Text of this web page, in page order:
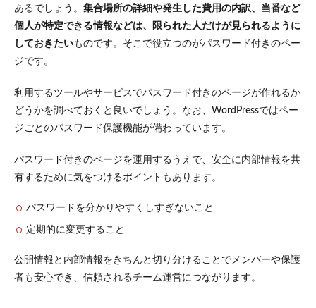
あるでしょう。 集合場所の詳細や発生した費用の内訳、当番など
個人が特定できる情報などは、限られた人だけが見られるように
しておきたいものです。そこで役立つのがパスワード付きのペー
ジです。
利用するツールやサービスでパスワード付きのページが作れるか
どうかを調べておくと良いでしょう。なお、WordPressではペー
ジごとのパスワード保護機能が備わっています。
パスワード付きのページを運用するうえで、安全に内部情報を共
有するために気をつけるポイントもあります。
パスワードを分かりやすくしすぎないこと
定期的に変更すること
公開情報と内部情報をきちんと切り分けることでメンバーや保護
者も安心でき、信頼されるチーム運営につながります。